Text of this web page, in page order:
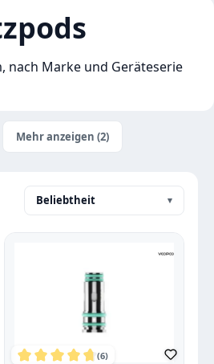
nach Marke und Geräteserie
Mehr anzeigen (2)
Beliebtheit ▾
(6)